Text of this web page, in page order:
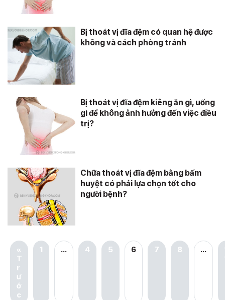
Bị thoát vị đĩa đệm có quan hệ được
không và cách phòng tránh
Bị thoát vị đĩa đệm kiêng ăn gì, uống
gì để không ảnh hưởng đến việc điều
trị?
Chữa thoát vị đĩa đệm bằng bấm
huyệt có phải lựa chọn tốt cho
người bệnh?
«
T
r
ư
ớ
c
1 … 4 5 6 7 8 …